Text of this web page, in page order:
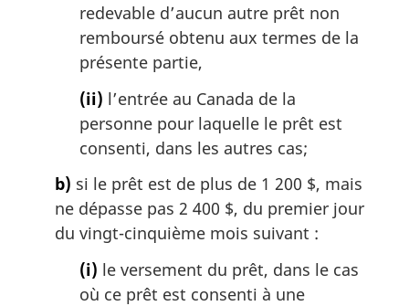
redevable d’aucun autre prêt non
remboursé obtenu aux termes de la
présente partie,
(ii) l’entrée au Canada de la
personne pour laquelle le prêt est
consenti, dans les autres cas;
b) si le prêt est de plus de 1 200 $, mais
ne dépasse pas 2 400 $, du premier jour
du vingt-cinquième mois suivant :
(i) le versement du prêt, dans le cas
où ce prêt est consenti à une